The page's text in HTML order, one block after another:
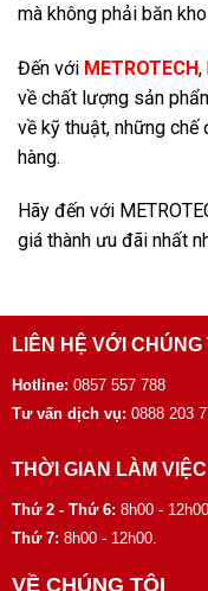
mà không phải băn
Đến với METROTECH,
về chất lượng sản
về kỹ thuật, những
hàng.
Hãy đến với
giá thành ưu đãi nhất
LIÊN HỆ VỚI CHÚNG
Hotline: 0857 557 788
Tư vấn dịch vụ: 0888 203
THỜI GIAN LÀM VIỆC
Thứ 2 - Thứ 6: 8h00 -
Thứ 7: 8h00 - 12h00.
VỀ CHÚNG TÔI